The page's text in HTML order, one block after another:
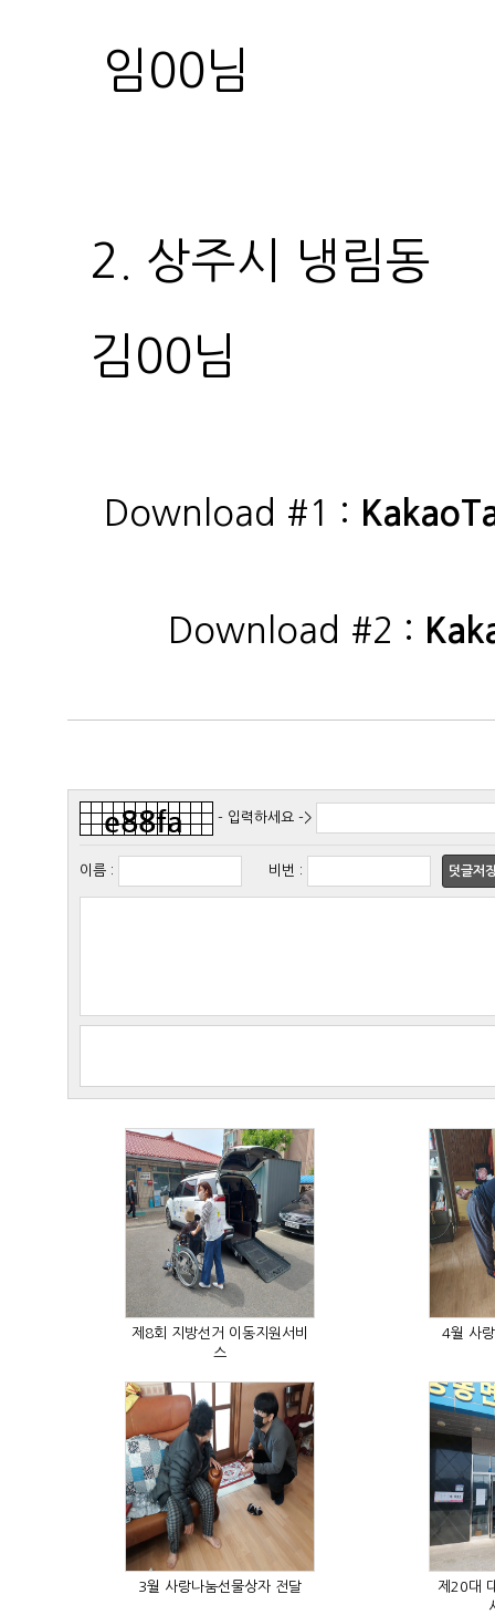
임00님
2. 상주시 냉림동
김00님
Download #1 :
Download #2 :
- 입력하세요 ->
이름: 비번 : 덧글저
스
4월 사
3월 사랑나눔선물상자 전달